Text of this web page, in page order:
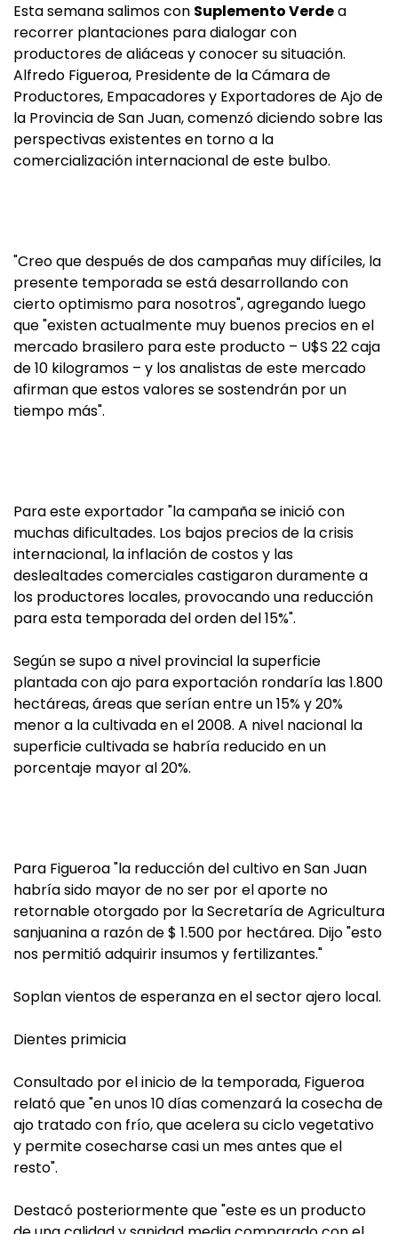
Esta semana salimos con Suplemento Verdea
recorrer plantaciones para dialogar con
productores de aliáceas y conocer su situación.
Alfredo Figueroa, Presidente de la Cámara de
Productores, Empacadores y Exportadores de Ajo de
la Provincia de San Juan, comenzó diciendo sobre las
perspectivas existentes en torno a la
comercialización internacional de este bulbo.
"Creo que después de dos campañas muy difíciles, la
presente temporada se está desarrollando con
cierto optimismo para nosotros", agregando luego
que "existen actualmente muy buenos precios en el
mercado brasilero para este producto – U$S 22 caja
de 10 kilogramos – y los analistas de este mercado
afirman que estos valores se sostendrán por un
tiempo más".
Para este exportador "la campaña se inició con
muchas dificultades. Los bajos precios de la crisis
internacional, la inflación de costos y las
deslealtades comerciales castigaron duramente a
los productores locales, provocando una reducción
para esta temporada del orden del 15%".
Según se supo a nivel provincial la superficie
plantada con ajo para exportación rondaría las 1.800
hectáreas, áreas que serían entre un 15% y 20%
menor a la cultivada en el 2008. A nivel nacional la
superficie cultivada se habría reducido en un
porcentaje mayor al 20%.
Para Figueroa "la reducción del cultivo en San Juan
habría sido mayor de no ser por el aporte no
retornable otorgado por la Secretaría de Agricultura
sanjuanina a razón de $ 1.500 por hectárea. Dijo "esto
nos permitió adquirir insumos y fertilizantes."
Soplan vientos de esperanza en el sector ajero local.
Dientes primicia
Consultado por el inicio de la temporada, Figueroa
relató que "en unos 10 días comenzará la cosecha de
ajo tratado con frío, que acelera su ciclo vegetativo
y permite cosecharse casi un mes antes que el
resto".
Destacó posteriormente que "este es un producto